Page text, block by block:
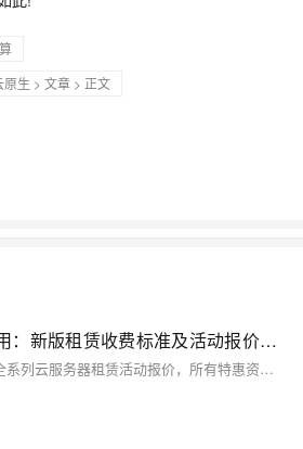
原生 > 文章 > 正文
阿里云服务器租赁费用：新版租赁收费标准及活动报价参考
本文更新了2026年阿里云全系列云服务器租赁活动报价，所有特惠资源均可前往阿里云活动中心选购，整体覆盖从个人入门到企业级高性能场景的全梯度需求。其中轻量应用服务器主打极致性价比，2核2G峰值200M带宽配置每日10点、15点限时抢购价仅38元/年，2核4G配置379元/年起；高性价比的经济型e实例、通用算力型u2i实例覆盖2核4G至4核32G全档位，适配开发测试与中小型企业业务；搭载英特尔至强6处理器的第九代c9i企业级实例算力较上代提升20%，支撑高并发生产环境，不同实例规格价差清晰，用户可根据自身业务负载与预算灵活选型。